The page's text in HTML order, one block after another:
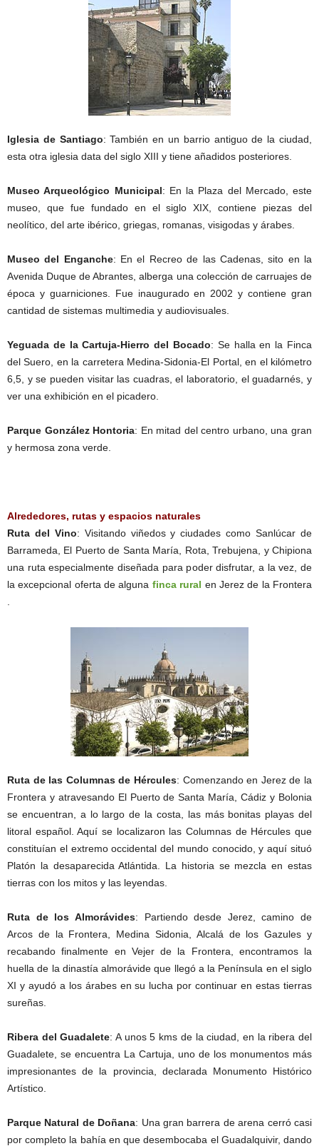
Iglesia de Santiago: También en un barrio antiguo de la ciudad,
esta otra iglesia data del siglo XIII y tiene añadidos posteriores.
Museo Arqueológico Municipal: En la Plaza del Mercado, este
museo, que fue fundado en el siglo XIX, contiene piezas del
neolítico, del arte ibérico, griegas, romanas, visigodas y árabes.
Museo del Enganche: En el Recreo de las Cadenas, sito en la
Avenida Duque de Abrantes, alberga una colección de carruajes de
época y guarniciones. Fue inaugurado en 2002 y contiene gran
cantidad de sistemas multimedia y audiovisuales.
Yeguada de la Cartuja-Hierro del Bocado: Se halla en la Finca
del Suero, en la carretera Medina-Sidonia-El Portal, en el kilómetro
6,5, y se pueden visitar las cuadras, el laboratorio, el guadarnés, y
ver una exhibición en el picadero.
Parque González Hontoria: En mitad del centro urbano, una gran
y hermosa zona verde.
Alrededores, rutas y espacios naturales
Ruta del Vino: Visitando viñedos y ciudades como Sanlúcar de
Barrameda, El Puerto de Santa María, Rota, Trebujena, y Chipiona
una ruta especialmente diseñada para poder disfrutar, a la vez, de
la excepcional oferta de alguna finca rural en Jerez de la Frontera
Ruta de las Columnas de Hércules: Comenzando en Jerez de la
Frontera y atravesando El Puerto de Santa María, Cádiz y Bolonia
se encuentran, a lo largo de la costa, las más bonitas playas del
litoral español. Aquí se localizaron las Columnas de Hércules que
constituían el extremo occidental del mundo conocido, y aquí situó
Platón la desaparecida Atlántida. La historia se mezcla en estas
tierras con los mitos y las leyendas.
Ruta de los Almorávides: Partiendo desde Jerez, camino de
Arcos de la Frontera, Medina Sidonia, Alcalá de los Gazules y
recabando finalmente en Vejer de la Frontera, encontramos la
huella de la dinastía almorávide que llegó a la Península en el siglo
XI y ayudó a los árabes en su lucha por continuar en estas tierras
sureñas.
Ribera del Guadalete: A unos 5 kms de la ciudad, en la ribera del
Guadalete, se encuentra La Cartuja, uno de los monumentos más
impresionantes de la provincia, declarada Monumento Histórico
Artístico.
Parque Natural de Doñana: Una gran barrera de arena cerró casi
por completo la bahía en que desembocaba el Guadalquivir, dando